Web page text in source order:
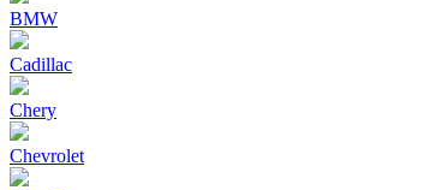
BMW
Cadillac
Chery
Chevrolet